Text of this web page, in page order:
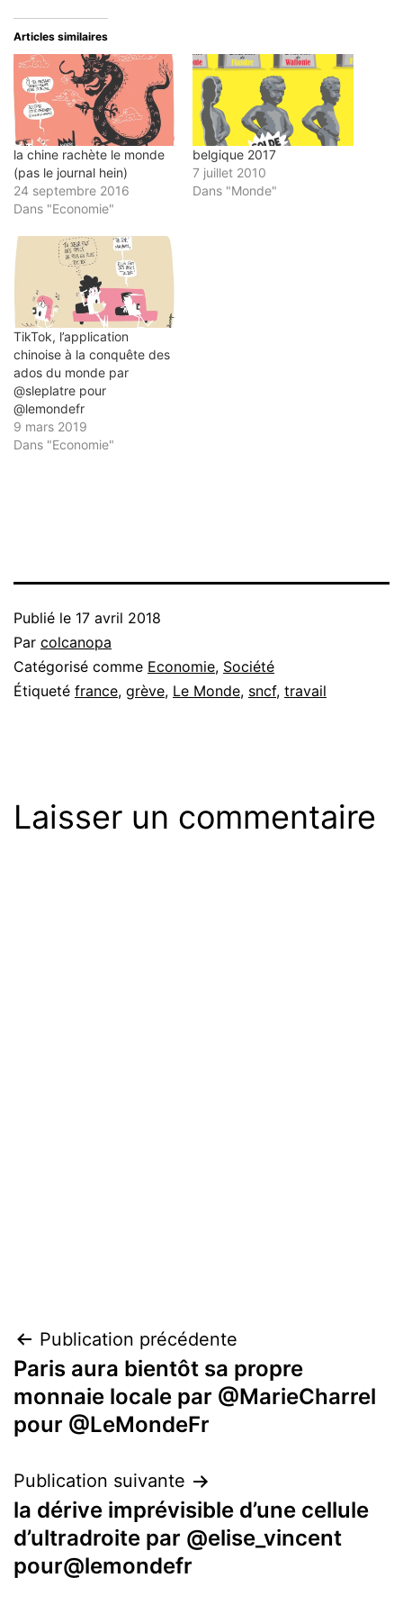
à
un
ami(ouvre
dans
une
nouvelle
fenêtre)
une
nouvelle
fenêtre)
Articles similaires
la chine rachète le monde
(pas le journal hein)
24 septembre 2016
Dans "Economie"
belgique 2017
7 juillet 2010
Dans "Monde"
TikTok, l’application
chinoise à la conquête des
ados du monde par
@sleplatre pour
@lemondefr
9 mars 2019
Dans "Economie"
Publié le 17 avril 2018
Par colcanopa
Catégorisé comme Economie, Société
Étiqueté france, grève, Le Monde, sncf, travail
Laisser un commentaire
Navigation
de
l’article
Publication précédente
Paris aura bientôt sa propre
monnaie locale par @MarieCharrel
pour @LeMondeFr
Publication suivante
la dérive imprévisible d’une cellule
d’ultradroite par @elise_vincent
pour@lemondefr